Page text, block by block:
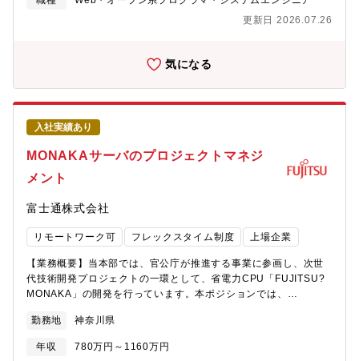
ォローアップ・試作・評価・量産立ち上げに向けたODMとの調
すでに開発が進行しているプロジェクトに参画し、ODMと日常的
にやり取りしながら、実務の中で開発を前に進めていく役割とな
ります。将来的には、次期CPUを搭載したサーバ開発に関与する
機会もあり、継続的に最先端のサーバ開発に携わることができま
す。【期待する役割やミッション】本ポジションは、FUJITSU－
MONAKA搭載サーバの開発プロジェクトにおける実務担当者とし
て、マネージャーおやリーダの方針のもと、海外ODMベンダーお
よび社内技術者と連携しながら、具体的な開発・契約業務を推進
していただく役割です。（例）・海外ODMベンダーとの仕様調
レビュー対応・開発中に発生する技術課題・設計課題の整理およ
び対応検討・開発スケジュールに沿った進捗確認、課題のエスカ
レーション・開発・製造に関わる契約条件の整理、社内調整サポ
業務・社内関係部署（CPU、システム、品質、製造など）との技
術・業務調整※ODMと直接やり取りしながら、開発を前に進める
実務が中心となります。※マネージャやリーダと密に連携し、判
断が必要な事項は相談・報告しながら進める体制です。【仕事の
したサーバ開発の現場に深く関われる次世代グリーンデータセン
更新日 2026.07.26
気になる
入社実績あり
MONAKAサーバのプロジェクトマネジ
メント
富士通株式会社
リモートワーク可 フレックスタイム制度 上場企業
【業務概要】当本部では、官公庁が推進する事業に参画し、次世
代技術開発プロジェクトの一環として、省電力CPU「FUJITSU?
MONAKA」の開発を行っています。本ポジションでは、
サーバ開発において、サーバ開発プロジェクト全体を対象とする
プロジェクトマネジメントチームのサブリーダクラスとして、リ
ーダおよびマネージャのもとで、実務を中心にプロジェクト運営
勤務地 神奈川県
年収 780万円～1160万円